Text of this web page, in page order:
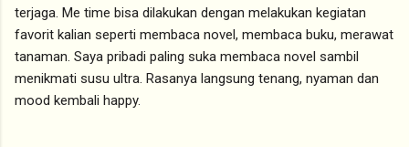
terjaga. Me time bisa dilakukan dengan melakukan kegiatan
favorit kalian seperti membaca novel, membaca buku, merawat
tanaman. Saya pribadi paling suka membaca novel sambil
menikmati susu ultra. Rasanya langsung tenang, nyaman dan
mood kembali happy.